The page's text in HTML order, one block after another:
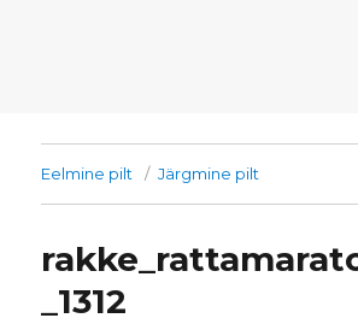
Eelmine pilt Järgmine pilt
_1312